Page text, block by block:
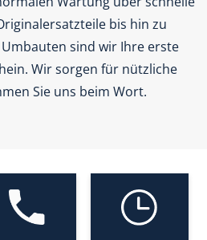
bis hin zu
sind wir Ihre erste
Wir sorgen für nützliche
Sie uns beim Wort.